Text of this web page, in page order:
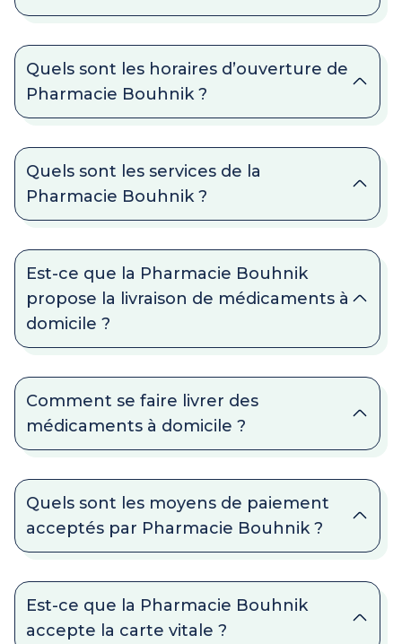
Quels sont les horaires d’ouverture de
Pharmacie Bouhnik ?
Quels sont les services de la
Pharmacie Bouhnik ?
Est-ce que la Pharmacie Bouhnik
propose la livraison de médicaments à
domicile ?
Comment se faire livrer des
médicaments à domicile ?
Quels sont les moyens de paiement
acceptés par Pharmacie Bouhnik ?
Est-ce que la Pharmacie Bouhnik
accepte la carte vitale ?